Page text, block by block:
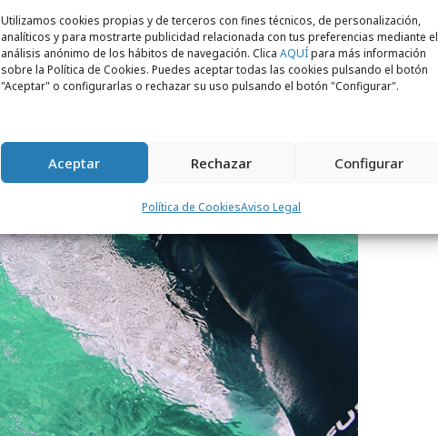
Utilizamos cookies propias y de terceros con fines técnicos, de personalización,
analíticos y para mostrarte publicidad relacionada con tus preferencias mediante el
análisis anónimo de los hábitos de navegación. Clica AQUÍpara más información
sobre la Política de Cookies. Puedes aceptar todas las cookies pulsando el botón
"Aceptar" o configurarlas o rechazar su uso pulsando el botón "Configurar".
Aceptar Rechazar Configurar
Política de CookiesAviso Legal